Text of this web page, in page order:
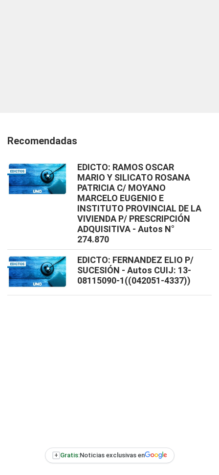
Recomendadas
EDICTO: RAMOS OSCAR
MARIO Y SILICATO ROSANA
PATRICIA C/ MOYANO
MARCELO EUGENIO E
INSTITUTO PROVINCIAL DE LA
VIVIENDA P/ PRESCRIPCIÓN
ADQUISITIVA - Autos N°
274.870
EDICTO: FERNANDEZ ELIO P/
SUCESIÓN - Autos CUIJ: 13-
08115090-1((042051-4337))
+ Gratis:Noticias exclusivas en